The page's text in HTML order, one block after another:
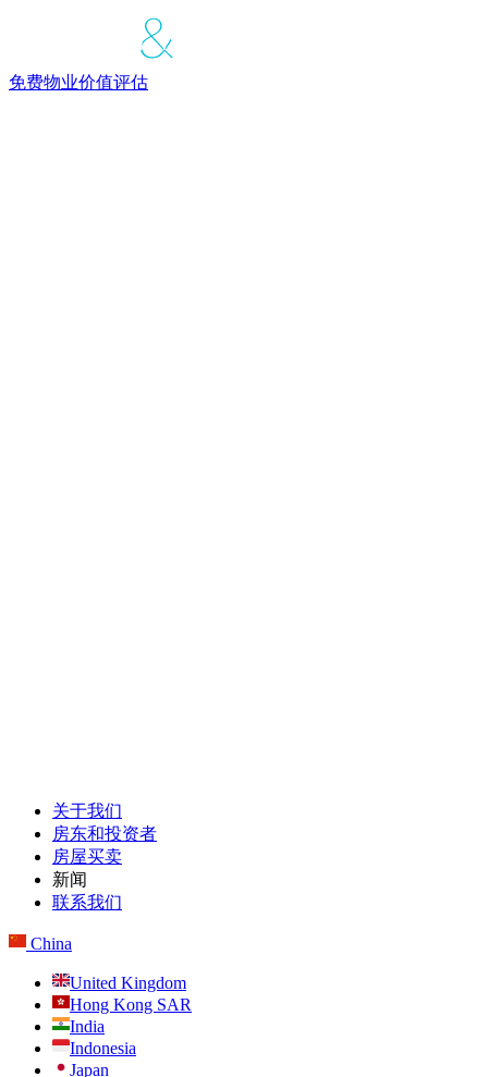
免费物业价值评估
关于我们
房东和投资者
房屋买卖
新闻
联系我们
China
United Kingdom
Hong Kong SAR
India
Indonesia
Japan